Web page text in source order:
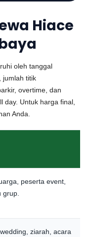
Hiace
oleh tanggal
jumlah titik
overtime, dan
day. Untuk harga final,
Anda.
peserta event,
grup.
ziarah, acara